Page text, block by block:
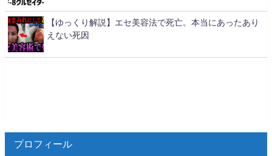
【ゆっくり解説】エセ美容法で死亡。本当にあったあり
えない死因
プロフィール